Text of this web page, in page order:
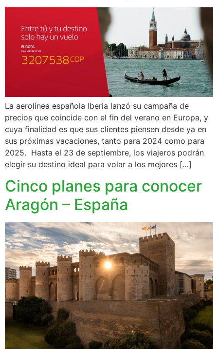
La aerolínea española Iberia lanzó su campaña de
precios que coincide con el fin del verano en Europa, y
cuya finalidad es que sus clientes piensen desde ya en
sus próximas vacaciones, tanto para 2024 como para
2025. Hasta el 23 de septiembre, los viajeros podrán
elegir su destino ideal para volar a los mejores […]
Cinco planes para conocer
Aragón – España